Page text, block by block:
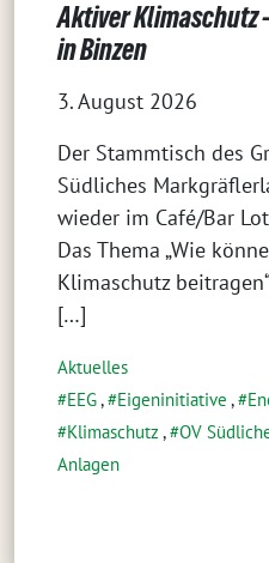
Aktiver Klimaschutz
in Binzen
3. August 2026
Der Stammtisch des
Südliches
wieder im Café/Bar
Das Thema „Wie
Klimaschutz
[…]
Aktuelles
EEG, Eigeninitiative ,
Klimaschutz , OV
Anlagen